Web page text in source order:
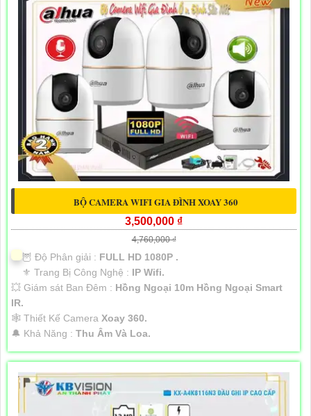
BỘ CAMERA WIFI GIA ĐÌNH XOAY 360
3,500,000 ₫
4,760,000 ₫
🦉 Độ Phân giải : FULL HD 1080P .
⚜️ Trang Bị Công Nghệ : IP Wifi.
💥 Giám sát Ban Đêm : Hồng Ngoại 10m Hồng Ngoại Smart
IR.
🕸️ Thiết Kế Camera Xoay 360.
️🔔 Khả Năng : Thu Âm Và Loa.